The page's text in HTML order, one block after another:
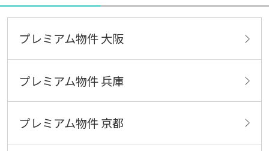
プレミアム物件 大阪
プレミアム物件 兵庫
プレミアム物件 京都